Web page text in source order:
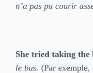
n’a pas pu courir
She tried taking the
le bus. (Par exemple,